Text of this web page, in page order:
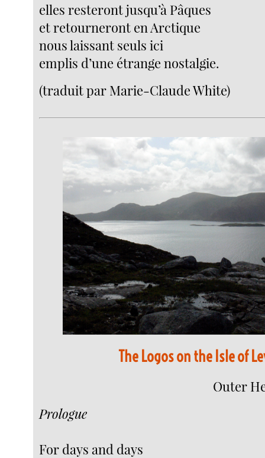
elles resteront jusqu’à Pâques
et retourneront en Arctique
nous laissant seuls ici
emplis d’une étrange nostalgie.
(traduit par Marie-Claude White)
The Logos on the Isle of
Outer
Prologue
For days and days